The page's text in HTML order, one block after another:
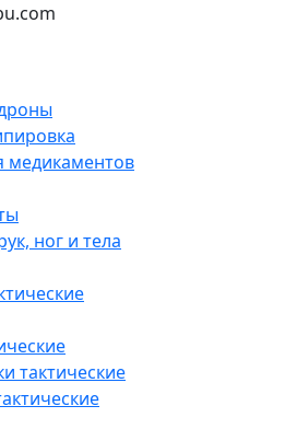
медикаментов
ног и тела
тактические